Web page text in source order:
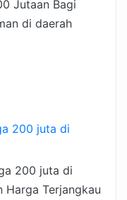
Jutaan Bagi
di daerah
200 juta di
200 juta di
Harga Terjangkau